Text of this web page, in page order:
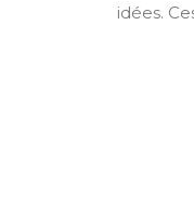
idées.